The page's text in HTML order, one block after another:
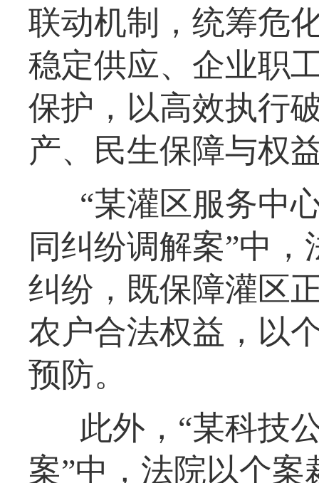
联动机制，统筹危
稳定供应、企业职
保护，以高效执行
产、民生保障与权
“某灌区服务中
同纠纷调解案”中
纠纷，既保障灌区
农户合法权益，以
预防。
此外，“某科技
案”中，法院以个